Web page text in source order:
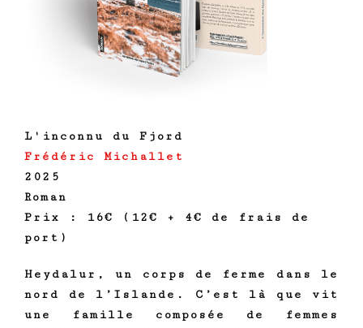
L'inconnu du Fjord
Frédéric Michallet
2025
Roman
Prix : 16€ (12€ + 4€ de frais de
port)
Heydalur, un corps de ferme dans le
nord de l’Islande. C’est là que vit
une famille composée de femmes